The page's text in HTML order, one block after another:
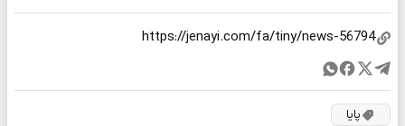
پایا